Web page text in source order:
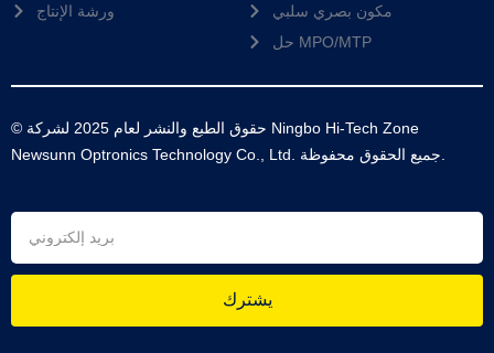
ورشة الإنتاج
مكون بصري سلبي
حل MPO/MTP
© حقوق الطبع والنشر لعام 2025 لشركة Ningbo Hi-Tech Zone
يشترك